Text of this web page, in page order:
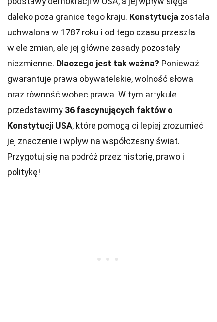
daleko poza granice tego kraju. Konstytucja została
uchwalona w 1787 roku i od tego czasu przeszła
wiele zmian, ale jej główne zasady pozostały
niezmienne. Dlaczego jest tak ważna? Ponieważ
gwarantuje prawa obywatelskie, wolność słowa
oraz równość wobec prawa. W tym artykule
przedstawimy 36 fascynujących faktów o
Konstytucji USA, które pomogą ci lepiej zrozumieć
jej znaczenie i wpływ na współczesny świat.
Przygotuj się na podróż przez historię, prawo i
politykę!